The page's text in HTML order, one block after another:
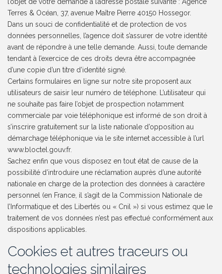
Terres & Océan, 37, avenue Maître Pierre 40150 Hossegor.
Dans un souci de confidentialité et de protection de vos
données personnelles, l’agence doit s’assurer de votre identité
avant de répondre à une telle demande. Aussi, toute demande
tendant à l’exercice de ces droits devra être accompagnée
d’une copie d’un titre d’identité signé.
Certains formulaires en ligne sur notre site proposent aux
utilisateurs de saisir leur numéro de téléphone. L’utilisateur qui
ne souhaite pas faire l’objet de prospection notamment
commerciale par voie téléphonique est informé de son droit à
s’inscrire gratuitement sur la liste nationale d’opposition au
démarchage téléphonique via le site internet accessible à l’url
www.bloctel.gouv.fr.
Sachez enfin que vous disposez en tout état de cause de la
possibilité d’introduire une réclamation auprès d’une autorité
nationale en charge de la protection des données à caractère
personnel (en France, il s’agit de la Commission Nationale de
l’Informatique et des Libertés ou « Cnil ») si vous estimez que le
traitement de vos données n’est pas effectué conformément aux
dispositions applicables.
Cookies et autres traceurs ou
technologies similaires